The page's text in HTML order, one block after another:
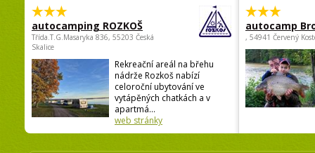
autocamping ROZKOŠ
Třída.T.G.Masaryka 836, 55203 Česká
Skalice
Rekreační areál na břehu
nádrže Rozkoš nabízí
celoroční ubytování ve
vytápěných chatkách a v
apartmá...
web stránky
autocamp
, 54941 Červený